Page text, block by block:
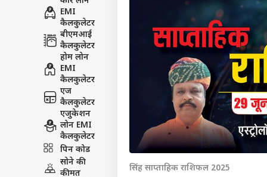
EMI
कैलकुलेटर
बीएमआई
कैलकुलेटर
होम लोन
EMI
कैलकुलेटर
एज
कैलकुलेटर
एजुकेशन
लोन EMI
कैलकुलेटर
पिन कोड
सोने की
कीमत
सिंह साप्ताहिक राशिफल 2025
हॅलो गेस्ट